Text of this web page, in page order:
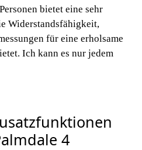
bietet eine sehr
Widerstandsfähigkeit,
für eine erholsame
Ich kann es nur jedem
4